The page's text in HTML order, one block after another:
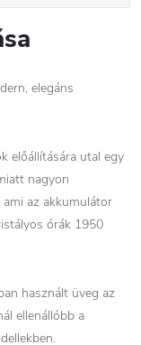
elegáns
előállítására utal egy
nagyon
az akkumulátor
órák 1950
használt üveg az
ellenállóbb a